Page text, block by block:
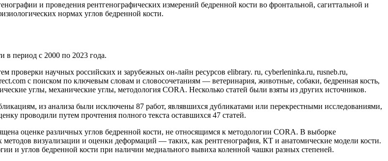
и проведения рентгенографических измерений бедренной кости во фронтальной, сагиттальной и
нормах углов бедренной кости.
в период с 2000 по 2023 года.
проверки научных российских и зарубежных он-лайн ресурсов elibrary. ru, cyberleninka.ru, rusneb.ru,
с поиском по ключевым словам и словосочетаниям — ветеринария, животные, собаки, бедренная кость,
углы, механические углы, методология CORA. Несколько статей были взяты из других источников.
из анализа были исключены 87 работ, являвшихся дубликатами или перекрестными исследованиями,
проводили путем прочтения полного текста оставшихся 47 статей.
оценке различных углов бедренной кости, не относящимся к методологии CORA. В выборке
визуализации и оценки деформаций — таких, как рентгенография, КТ и анатомические модели кости.
и углов бедренной кости при наличии медиального вывиха коленной чашки разных степеней.